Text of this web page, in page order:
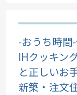
-おうち時
IHクッキン
と正しいお
新築・注文